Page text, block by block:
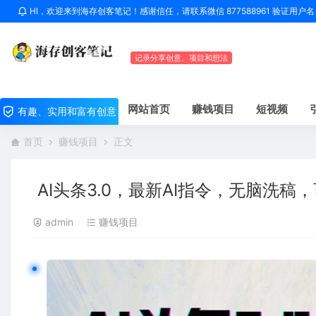
HI，欢迎来到海存创客笔记！感谢信任，请联系微信 877588961 验证用户
记录分享创意、项目和想法
有趣、实用和富有创意 网站首页 赚钱项目 短视频
首页 赚钱项目 正文
AI头条3.0，最新AI指令，无脑洗稿
admin 赚钱项目